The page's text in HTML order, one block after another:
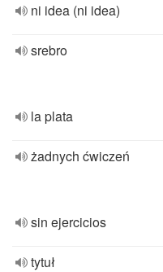
ni idea (ni idea)
srebro
la plata
żadnych ćwiczeń
sin ejercicios
tytuł